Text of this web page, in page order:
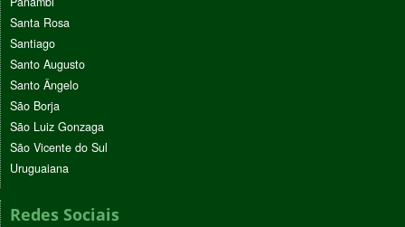
Santa Rosa
Santiago
Santo Augusto
Santo Ângelo
São Borja
São Luiz Gonzaga
São Vicente do Sul
Uruguaiana
Redes Sociais